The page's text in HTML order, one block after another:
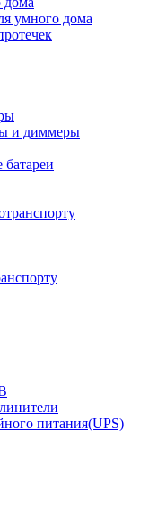
умного дома
и диммеры
питания(UPS)